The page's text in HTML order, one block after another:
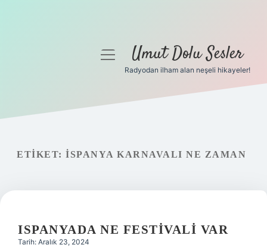
Gizlilik Politikası
menüyüUmut Dolu Sesler
Radyodan ilham alan neşeli hikayeler!
ETIKET: İSPANYA KARNAVALI NE ZAMAN
ISPANYADA NE FESTIVALI VAR
Tarih: Aralık 23, 2024